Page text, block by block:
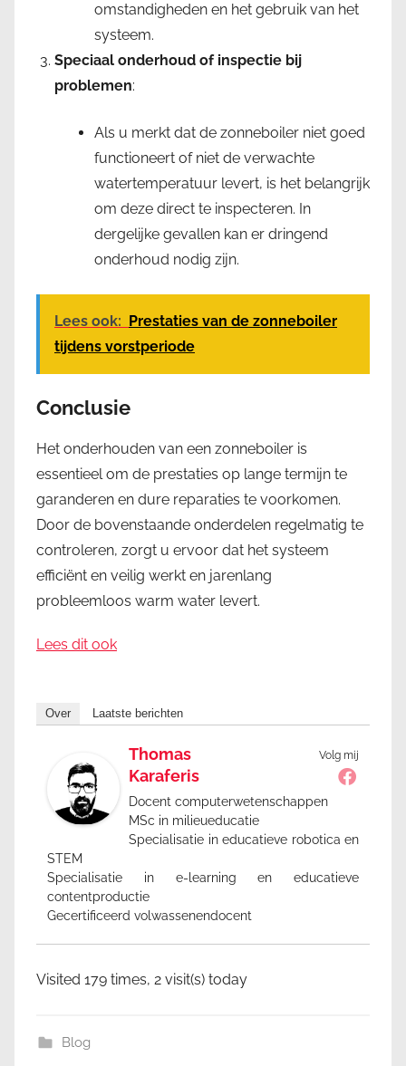
omstandigheden en het gebruik van het
systeem.
Speciaal onderhoud of inspectie bij
problemen:
Als u merkt dat de zonneboiler niet goed
functioneert of niet de verwachte
watertemperatuur levert, is het belangrijk
om deze direct te inspecteren. In
dergelijke gevallen kan er dringend
onderhoud nodig zijn.
Lees ook: Prestaties van de zonneboiler
tijdens vorstperiode
Conclusie
Het onderhouden van een zonneboiler is
essentieel om de prestaties op lange termijn te
garanderen en dure reparaties te voorkomen.
Door de bovenstaande onderdelen regelmatig te
controleren, zorgt u ervoor dat het systeem
efficiënt en veilig werkt en jarenlang
probleemloos warm water levert.
Lees dit ook
Over Laatste berichten
Volg mij
Thomas
Karaferis
Docent computerwetenschappen
MSc in milieueducatie
Specialisatie in educatieve robotica en
STEM
Specialisatie in e-learning en educatieve
contentproductie
Gecertificeerd volwassenendocent
Visited 179 times, 2 visit(s) today
Blog